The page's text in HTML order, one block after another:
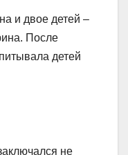
и двое детей –
После
детей
не